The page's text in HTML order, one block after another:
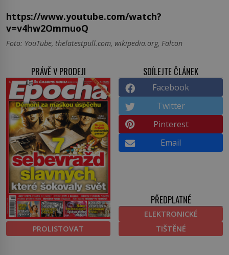
https://www.youtube.com/watch?
v=v4hw2OmmuoQ
Foto: YouTube, thelatestpull.com, wikipedia.org, Falcon
PRÁVĚ V PRODEJI
PROLISTOVAT
SDÍLEJTE ČLÁNEK
Facebook
Twitter
Pinterest
Email
PŘEDPLATNÉ
ELEKTRONICKÉ
TIŠTĚNÉ